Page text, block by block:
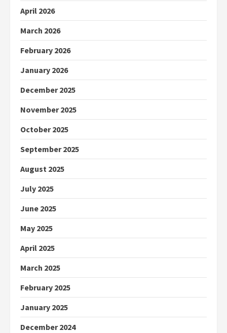
April 2026
March 2026
February 2026
January 2026
December 2025
November 2025
October 2025
September 2025
August 2025
July 2025
June 2025
May 2025
April 2025
March 2025
February 2025
January 2025
December 2024